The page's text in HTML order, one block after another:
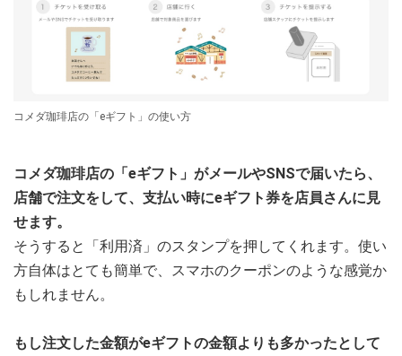
コメダ珈琲店の「eギフト」の使い方
コメダ珈琲店の「eギフト」がメールやSNSで届いたら、
店舗で注文をして、支払い時にeギフト券を店員さんに見
せます。
そうすると「利用済」のスタンプを押してくれます。使い
方自体はとても簡単で、スマホのクーポンのような感覚か
もしれません。
もし注文した金額がeギフトの金額よりも多かったとして